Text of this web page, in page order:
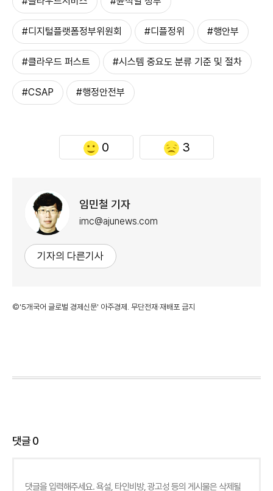
#디지털플랫폼정부위원회 #디플정위 #행안부
#클라우드 퍼스트 #시스템 중요도 분류 기준 및 절차
#CSAP #행정안전부
0 3
임민철 기자
imc@ajunews.com
기자의 다른기사
©'5개국어 글로벌 경제신문' 아주경제. 무단전재·재배포 금지
댓글0